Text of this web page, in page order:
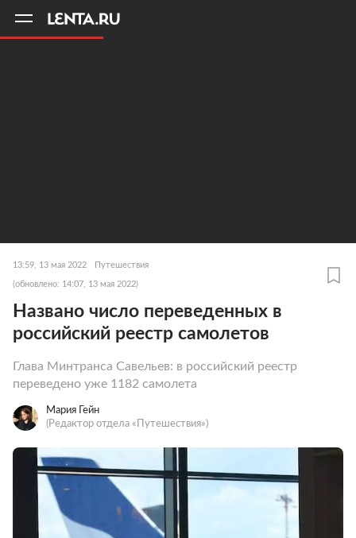
13:59, 13 мая 2022 Путешествия
(обновлено: 14:07, 13 мая 2022)
Названо число переведенных в
российский реестр самолетов
Глава Минтранса Савельев: в российский реестр
переведено уже 1182 самолета
Мария Гейн
(Редактор отдела «Путешествия»)